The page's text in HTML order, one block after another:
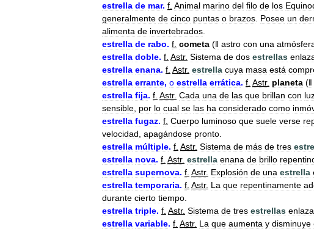
estrella de mar. f Animal marino del filo de los
generalmente de cinco puntas o brazos Posee un
alimenta de invertebrados
estrella de rabo. f cometa (ǁ astro con una
estrella doble. f Astr. Sistema de dos estrellas
estrella enana. f Astr. estrella cuya masa está
estrella errante, o estrella errática. f Astr. planeta (ǁ
estrella fija. f Astr. Cada una de las que brillan con
sensible por lo cual se las ha considerado como
estrella fugaz. f Cuerpo luminoso que suele verse
velocidad apagándose pronto
estrella múltiple. f Astr. Sistema de más de tres
estrella nova. f Astr. estrella enana de brillo
estrella supernova. f Astr. Explosión de una estrella
estrella temporaria. f Astr. La que repentinamente
durante cierto tiempo
estrella triple. f Astr. Sistema de tres estrellas
estrella variable. f Astr. La que aumenta y disminuye